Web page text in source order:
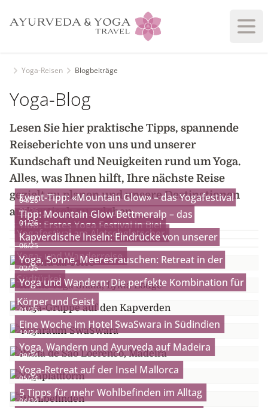
Yoga-Reisen Blogbeiträge
Yoga-Blog
Lesen Sie hier praktische Tipps, spannende
Reiseberichte von uns und unserer
Kundschaft und Neuigkeiten rund um Yoga.
Alles, was Ihnen hilft, Ihre nächste Reise
gezielt zu planen und unsere Destinationen
authentisch zu erleben.
08/26
Event-Tipp: «Mountain Glow» – das Yogafestival
am Aletschgletscher
05/26
Tipp: Erstes Yoga Festival in Biel
04/26
Tipp: Mountain Glow Bettmeralp – das
Yogafestival am Aletschgletscher
01/26
Kapverdische Inseln: Eindrücke von unserer
Yoga- und Wanderreise
06/25
Yoga, Sonne, Meeresrauschen: Retreat in der
Südtürkei
02/25
Yoga und Wandern: Die perfekte Kombination für
Körper und Geist
01/25
Eine Woche im Hotel SwaSwara in Südindien
10/24
Yoga, Wandern und Ayurveda auf Madeira
09/24
Yoga-Retreat auf der Insel Mallorca
05/24
5 Tipps für mehr Wohlbefinden im Alltag
04/24